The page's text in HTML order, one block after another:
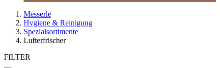
Messerle
Hygiene & Reinigung
Spezialsortimente
Lufterfrischer
FILTER